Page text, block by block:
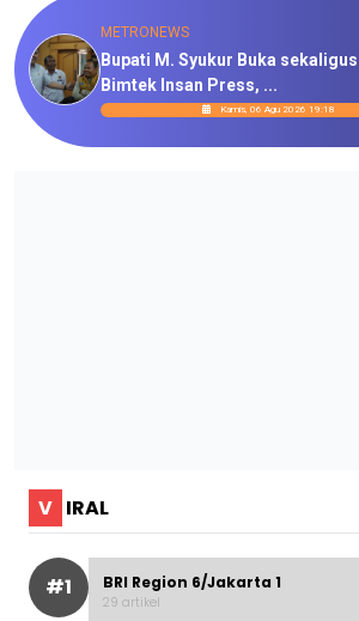
METRONEWS
Bupati M. Syukur Buka
Bimtek Insan Press, ...
Kamis, 06 Agu 2026 19:18
V IRAL
#1 BRI Region 6/Jakarta 1
29 artikel